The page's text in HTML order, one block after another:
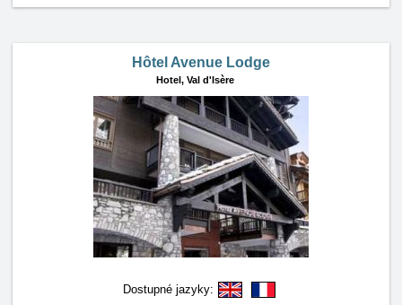
Hôtel Avenue Lodge
Hotel, Val d'Isère
Dostupné jazyky: